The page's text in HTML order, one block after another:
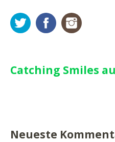
Twitter Facebook
Catching Smiles
Neueste